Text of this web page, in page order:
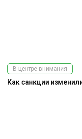
В центре внимания
Как санкции